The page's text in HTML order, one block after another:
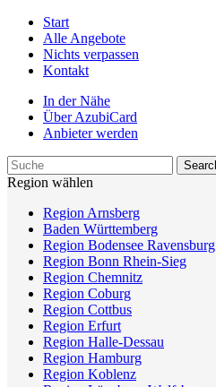
Start
Alle Angebote
Nichts verpassen
Kontakt
In der Nähe
Über AzubiCard
Anbieter werden
Region wählen
Region Arnsberg
Baden Württemberg
Region Bodensee Ravensburg
Region Bonn Rhein-Sieg
Region Chemnitz
Region Coburg
Region Cottbus
Region Erfurt
Region Halle-Dessau
Region Hamburg
Region Koblenz